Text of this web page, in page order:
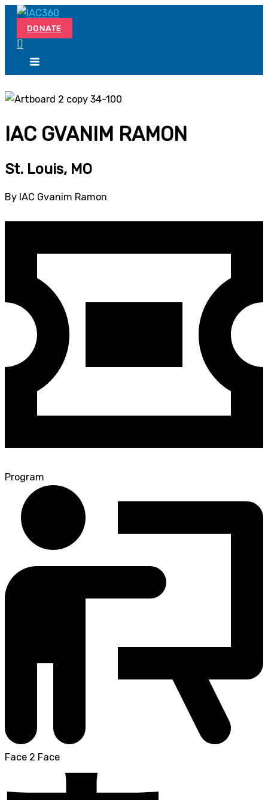
Skip
content
DONATE
IAC GVANIM RAMON
St. Louis, MO
By IAC Gvanim Ramon
Program
Face 2 Face
Search...